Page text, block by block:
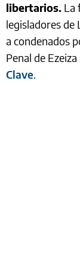
libertarios. La
legisladores de
a condenados
Penal de
Clave.